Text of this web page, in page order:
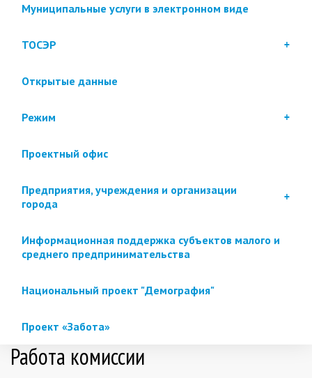
Муниципальные услуги в электронном виде
ТОСЭР
Открытые данные
Режим
Проектный офис
Предприятия, учреждения и организации
города
Информационная поддержка субъектов малого и
среднего предпринимательства
Национальный проект "Демография"
Проект «Забота»
Работа комиссии